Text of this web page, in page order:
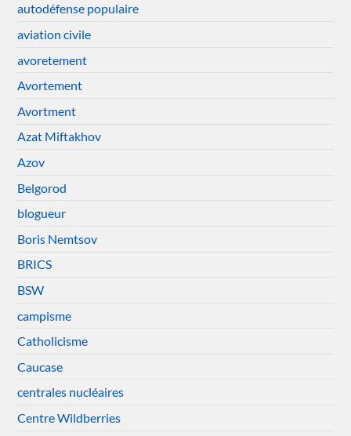
autodéfense populaire
aviation civile
avoretement
Avortement
Avortment
Azat Miftakhov
Azov
Belgorod
blogueur
Boris Nemtsov
BRICS
BSW
campisme
Catholicisme
Caucase
centrales nucléaires
Centre Wildberries